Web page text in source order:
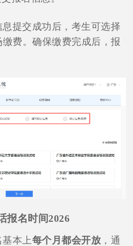
息提交成功后，考生可选择
费。确保缴费完成后，报
报名时间2026
本上每个月都会开放 ，通